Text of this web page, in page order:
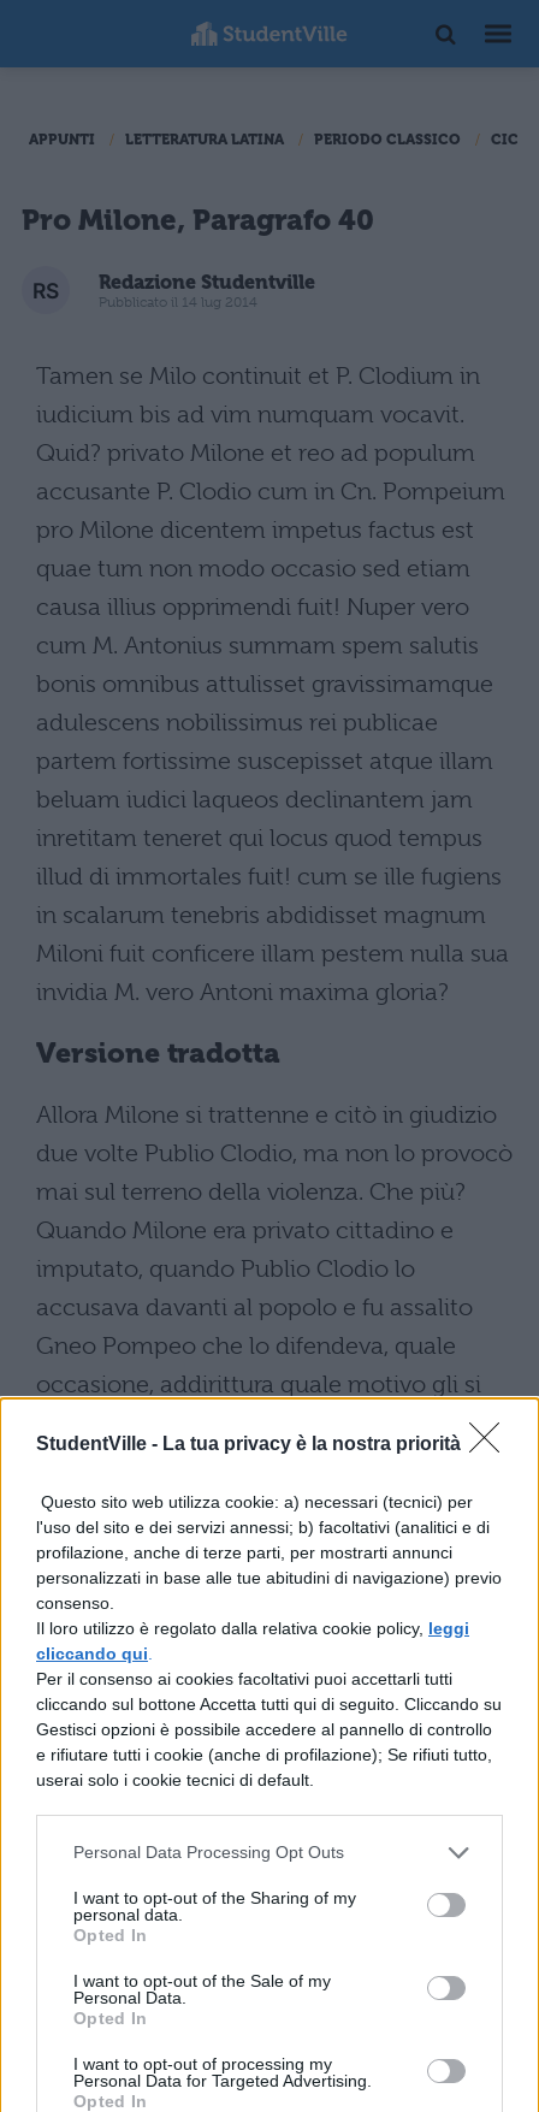
StudentVille - La tua privacy è la nostra priorità
Questo sito web utilizza cookie: a) necessari (tecnici) per
l'uso del sito e dei servizi annessi; b) facoltativi (analitici e di
profilazione, anche di terze parti, per mostrarti annunci
personalizzati in base alle tue abitudini di navigazione) previo
consenso.
Il loro utilizzo è regolato dalla relativa cookie policy, leggi
cliccando qui
Per il consenso ai cookies facoltativi puoi accettarli tutti
cliccando sul bottone Accetta tutti qui di seguito. Cliccando su
Gestisci opzioni è possibile accedere al pannello di controllo
e rifiutare tutti i cookie (anche di profilazione); Se rifiuti tutto,
userai solo i cookie tecnici di default.
Personal Data Processing Opt Outs
I want to opt-out of the Sharing of my
personal data.
Opted In
I want to opt-out of the Sale of my
Personal Data.
Opted In
I want to opt-out of processing my
Personal Data for Targeted Advertising.
Opted In
APPUNTI LETTERATURA LATINA PERIODO CLASSICO
Pro Milone, Paragrafo 40
Redazione Studentville
Pubblicato il 14 lug 2014
Tamen se Milo continuit et P. Clodium in
iudicium bis ad vim numquam vocavit.
Quid? privato Milone et reo ad populum
accusante P. Clodio cum in Cn. Pompeium
pro Milone dicentem impetus factus est
quae tum non modo occasio sed etiam
causa illius opprimendi fuit! Nuper vero
cum M. Antonius summam spem salutis
bonis omnibus attulisset gravissimamque
adulescens nobilissimus rei publicae
partem fortissime suscepisset atque illam
beluam iudici laqueos declinantem jam
inretitam teneret qui locus quod tempus
illud di immortales fuit! cum se ille fugiens
in scalarum tenebris abdidisset magnum
Miloni fuit conficere illam pestem nulla sua
invidia M. vero Antoni maxima gloria?
Versione tradotta
Allora Milone si trattenne e citò in giudizio
due volte Publio Clodio, ma non lo provocò
mai sul terreno della violenza. Che più?
Quando Milone era privato cittadino e
imputato, quando Publio Clodio lo
accusava davanti al popolo e fu assalito
Gneo Pompeo che lo difendeva, quale
occasione, addirittura quale motivo gli si
presentò per eliminarlo! Non molto tempo
fa, poi, quando Marco Antonio offrì a tutti
gli ottimati una grandissima speranza di
salvezza e, giovane nobilissimo, si assunse
con grande coraggio il compito
importantissimo di difendere lo stato e
teneva già avviluppata nella rete quella
bestia che cercava di sfuggire ai lacci del
processo, quale luogo favorevole, quale
occasione propizia sarebbe stata quella, dèi
immortali quando Clodio in fuga si rifugiò
nel buio di un sottoscala, sarebbe stata
proprio una grande impresa per Milone
eliminare quella peste senza alcun rischio
Marco Antonio!